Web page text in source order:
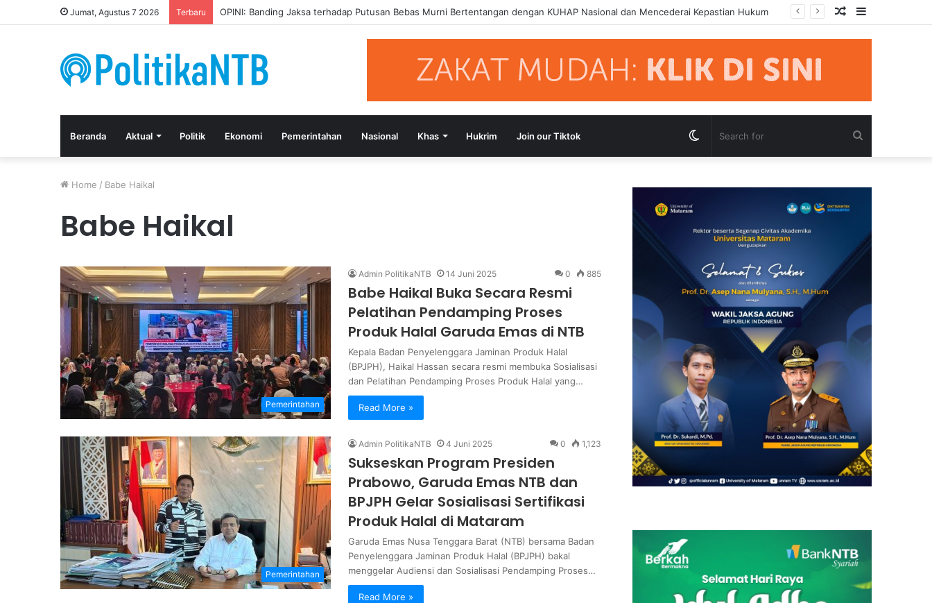
Jumat, Agustus 7 2026 Terbaru OPINI: Banding Jaksa terhadap Putusan Bebas Murni Bertentangan dengan KUHAP Nasional dan Mencederai Kepastian Hukum
Random
Article
Beranda Aktual Politik Ekonomi Pemerintahan Nasional Khas Hukrim Join our Tiktok Switch
Home / Babe Haikal
Babe Haikal
Pemerintahan
Admin PolitikaNTB 14 Juni 2025 0 885
Babe Haikal Buka Secara Resmi
Pelatihan Pendamping Proses
Produk Halal Garuda Emas di NTB
Kepala Badan Penyelenggara Jaminan Produk Halal
(BPJPH), Haikal Hassan secara resmi membuka Sosialisasi
dan Pelatihan Pendamping Proses Produk Halal yang…
Read More »
Pemerintahan
Admin PolitikaNTB 4 Juni 2025 0 1,123
Sukseskan Program Presiden
Prabowo, Garuda Emas NTB dan
BPJPH Gelar Sosialisasi Sertifikasi
Produk Halal di Mataram
Garuda Emas Nusa Tenggara Barat (NTB) bersama Badan
Penyelenggara Jaminan Produk Halal (BPJPH) bakal
menggelar Audiensi dan Sosialisasi Pendamping Proses…
Read More »